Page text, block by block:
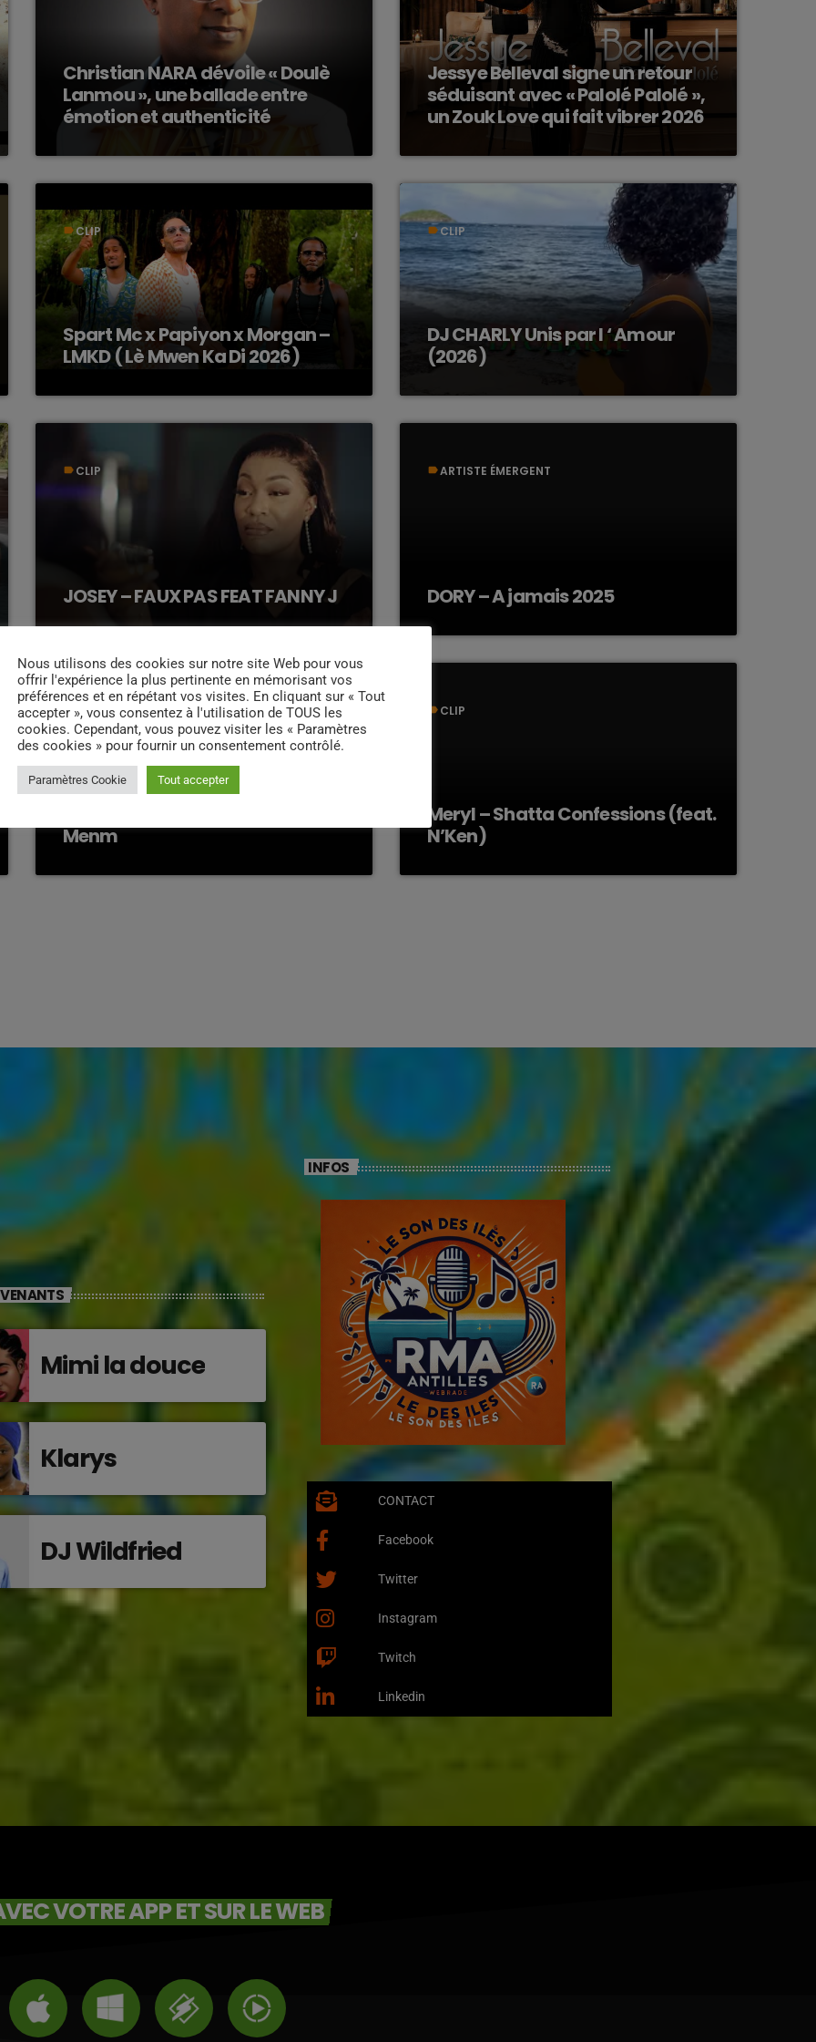
Christian NARA dévoile « Doulè
Lanmou », une ballade entre
émotion et authenticité
Jessye Belleval signe un retour
séduisant avec « Palolé Palolé »,
un Zouk Love qui fait vibrer 2026
labelCLIP
Spart Mc x Papiyon x Morgan –
LMKD ( Lè Mwen Ka Di 2026)
label CLIP
DJ CHARLY Unis par l ‘ Amour
(2026)
label CLIP
JOSEY – FAUX PAS FEAT FANNY J
labelARTISTE ÉMERGENT
DORY – A jamais 2025
label CLIP
Menm
label CLIP
Meryl – Shatta Confessions (feat.
N’Ken)
Mimi la douce
Klarys
DJ Wildfried
INFOS
CONTACT
Facebook
Twitter
Instagram
Twitch
Linkedin
VOTRE APP ET SUR LE WEB
Nous utilisons des cookies sur notre site Web pour vous
offrir l'expérience la plus pertinente en mémorisant vos
préférences et en répétant vos visites. En cliquant sur « Tout
accepter », vous consentez à l'utilisation de TOUS les
cookies. Cependant, vous pouvez visiter les « Paramètres
des cookies » pour fournir un consentement contrôlé.
Paramètres Cookie Tout accepter